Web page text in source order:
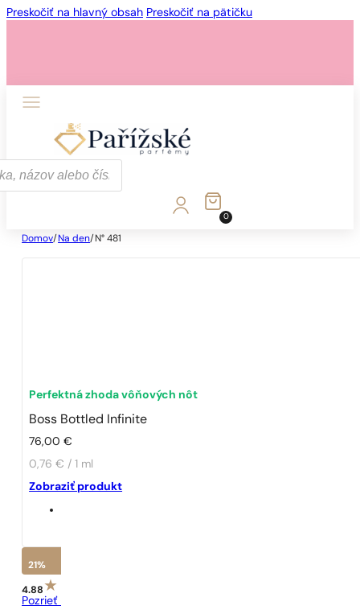
Preskočiť na hlavný obsah Preskočiť na pätičku
0
Domov/ Na den/ N° 481
Perfektná zhoda vôňových nôt
Boss Bottled Infinite
76,00€
0,76 € / 1 ml
Zobraziť produkt
21%
4.88
Pozrieť recenzie